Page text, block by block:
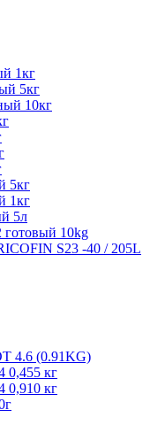
1кг
5кг
10кг
5кг
1кг
5л
готовый 10kg
S23 -40 / 205L
4.6 (0.91KG)
0,455 кг
0,910 кг